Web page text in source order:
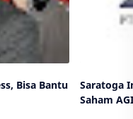
Bisa Bantu
Saratoga
Saham